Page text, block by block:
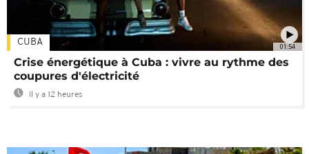
01:54
CUBA
Crise énergétique à Cuba : vivre au rythme des
coupures d'électricité
Il y a 12 heures